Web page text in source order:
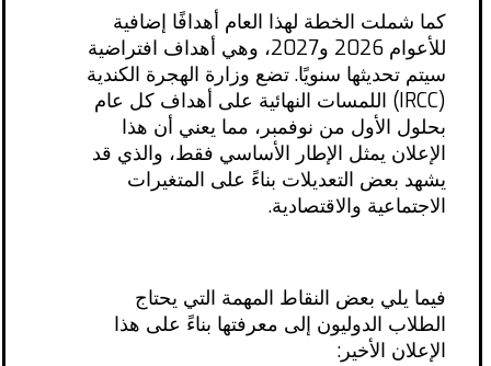
كما شملت الخطة لهذا العام أهدافًا إضافية
للأعوام 2026 و2027، وهي أهداف افتراضية
سيتم تحديثها سنويًا. تضع وزارة الهجرة الكندية
(IRCC) اللمسات النهائية على أهداف كل عام
بحلول الأول من نوفمبر، مما يعني أن هذا
الإعلان يمثل الإطار الأساسي فقط، والذي قد
يشهد بعض التعديلات بناءً على المتغيرات
الاجتماعية والاقتصادية.
فيما يلي بعض النقاط المهمة التي يحتاج
الطلاب الدوليون إلى معرفتها بناءً على هذا
الإعلان الأخير: